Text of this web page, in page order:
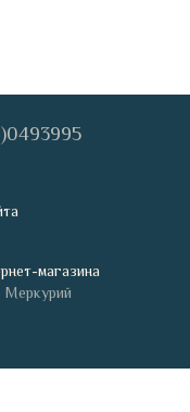
магазина
Меркурий